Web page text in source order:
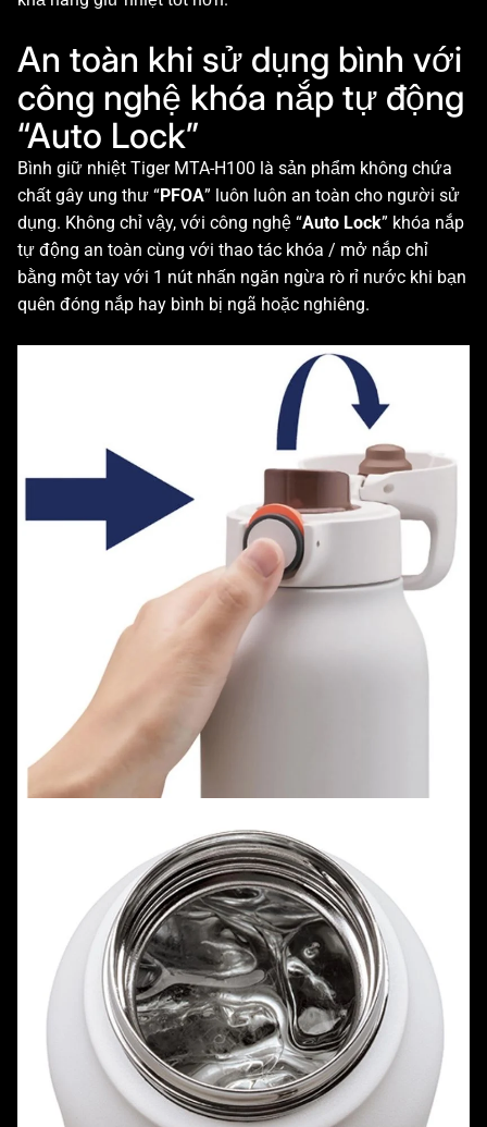
An toàn khi sử dụng bình với
công nghệ khóa nắp tự động
“Auto Lock”
Bình giữ nhiệt Tiger MTA-H100 là sản phẩm không chứa
chất gây ung thư “PFOA” luôn luôn an toàn cho người sử
dụng. Không chỉ vậy, với công nghệ “Auto Lock” khóa nắp
tự động an toàn cùng với thao tác khóa / mở nắp chỉ
bằng một tay với 1 nút nhấn ngăn ngừa rò rỉ nước khi bạn
quên đóng nắp hay bình bị ngã hoặc nghiêng.